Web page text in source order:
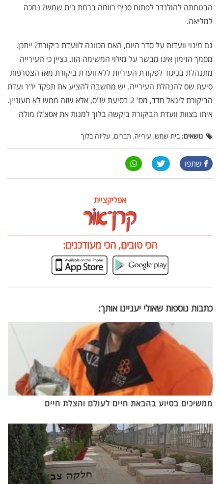
הבטחתה להולנדר לפתוח סניף רווחה ברמת בית שמש? נחכה
למליאה.
גם מינוי וועדות על סדר היום, האם הכוונה לוועדת ביקורת? ייתכן.
מסמך הזימון אינו מבשר על מילוי המשימה הזו. נציין כי העירייה
מתנהלת בניגוד לפקודת העיריות ללא וועדת ביקורת מאז הצטרפות
סיעת שס להנהלת העירייה. יש מחשבה להציע את תפקד יו"ר ועדת
הביקורת ליגאל חדד, מס' 2 בסיעת ש"ס, אלא שזה ממש לא מעוניין.
איתו בצוות וועדת הביקורת ביקשה בלוך למנות את אסצ'לו מולה
נושאים: בית שמש, עירייה, תברים, עליזה בלוך
שתפו
אפליקציית
הכי טובים, הכי מעודכנים:
כתבות נוספות שאולי יעניינו אותך:
ממשיכים בסיוע בהבאת חיים לעולם והצלת חיים